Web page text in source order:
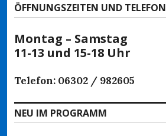
ÖFFNUNGSZEITEN UND TELEFON
Montag – Samstag
11-13 und 15-18 Uhr
Telefon: 06302 / 982605
NEU IM PROGRAMM